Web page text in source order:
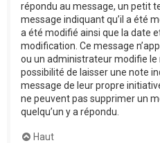
répondu au message, un petit
message indiquant qu’il a été
a été modifié ainsi que la date
modification. Ce message
ou un administrateur modifie
possibilité de laisser une note
message de leur propre
ne peuvent pas supprimer un
quelqu’un y a répondu.
Haut